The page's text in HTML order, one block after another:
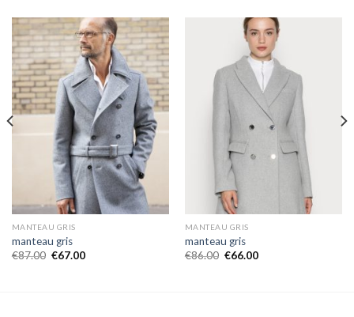
MANTEAU GRIS
manteau gris
€87.00 €67.00
MANTEAU GRIS
manteau gris
€86.00 €66.00